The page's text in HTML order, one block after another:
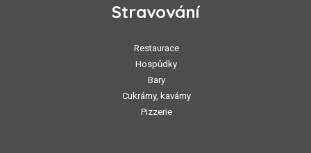
Stravování
Restaurace
Hospůdky
Bary
Cukrárny, kavárny
Pizzerie